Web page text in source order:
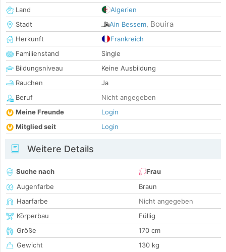
Land
Algerien
Stadt
Ain Bessem, Bouira
Herkunft
Frankreich
Familienstand
Single
Bildungsniveau
Keine Ausbildung
Rauchen
Ja
Beruf
Nicht angegeben
Meine Freunde
Login
Mitglied seit
Login
Weitere Details
Suche nach
Frau
Augenfarbe
Braun
Haarfarbe
Nicht angegeben
Körperbau
Füllig
Größe
170 cm
Gewicht
130 kg